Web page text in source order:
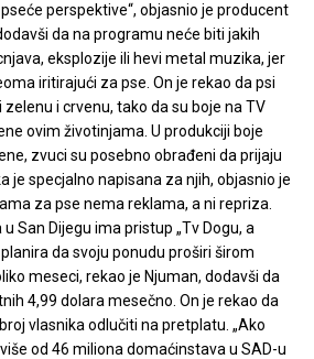
perspektive“, objasnio je producent
da na programu neće biti jakih
eksplozije ili hevi metal muzika, jer
iritirajući za pse. On je rekao da psi
zelenu i crvenu, tako da su boje na TV
ovim životinjama. U produkciji boje
zvuci su posebno obrađeni da prijaju
je specjalno napisana za njih, objasnio je
za pse nema reklama, a ni repriza.
San Dijegu ima pristup „Tv Dogu, a
da svoju ponudu proširi širom
meseci, rekao je Njuman, dodavši da
4,99 dolara mesečno. On je rekao da
vlasnika odlučiti na pretplatu. „Ako
od 46 miliona domaćinstava u SAD-u